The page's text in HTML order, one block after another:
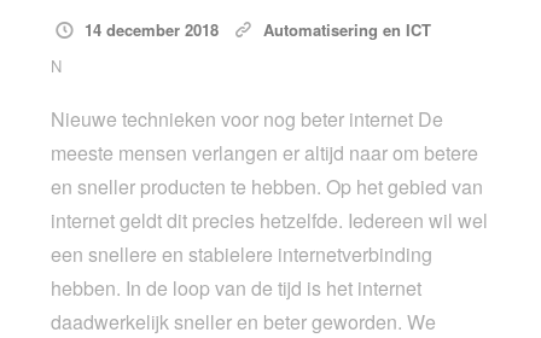
14 december 2018
Automatisering en ICT
N
Nieuwe technieken voor nog beter internet De
meeste mensen verlangen er altijd naar om betere
en sneller producten te hebben. Op het gebied van
internet geldt dit precies hetzelfde. Iedereen wil wel
een snellere en stabielere internetverbinding
hebben. In de loop van de tijd is het internet
daadwerkelijk sneller en beter geworden. We